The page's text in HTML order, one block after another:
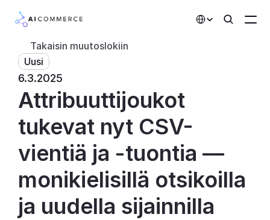
AI-toiminnot
Kumppanit
Hinnoittelu
Kehittäjille
Takaisin muutoslokiin
Uusi
6.3.2025
Attribuuttijoukot
tukevat nyt CSV-
vientiä ja -tuontia —
monikielisillä otsikoilla
ja uudella sijainnilla